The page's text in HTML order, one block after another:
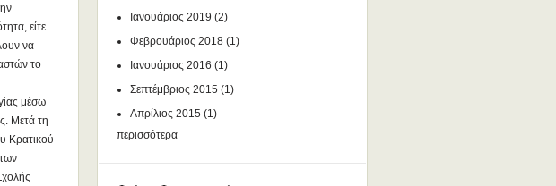
είτε
να
το
μέσω
Μετά τη
Κρατικού
Ιανουάριος 2019 (2)
Φεβρουάριος 2018 (1)
Ιανουάριος 2016 (1)
Σεπτέμβριος 2015 (1)
Απρίλιος 2015 (1)
περισσότερα